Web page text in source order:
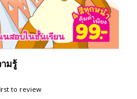
มรู้
to review